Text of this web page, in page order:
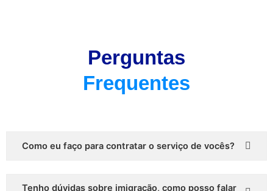
Perguntas
Frequentes
Como eu faço para contratar o serviço de vocês?
Tenho dúvidas sobre imigração, como posso falar